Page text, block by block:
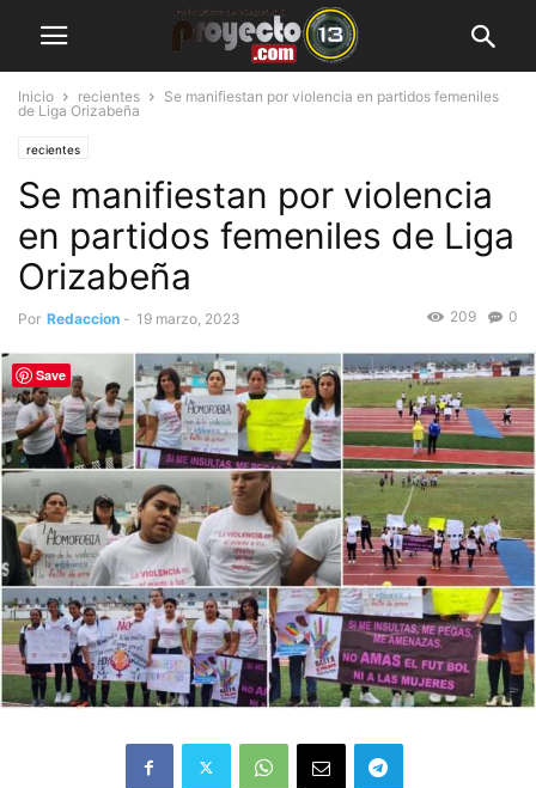
Inicio recientes
Se manifiestan por violencia en partidos femeniles
de Liga Orizabeña
recientes
Se manifiestan por violencia
en partidos femeniles de Liga
Orizabeña
Por Redaccion - 19 marzo, 2023 0
209
Save